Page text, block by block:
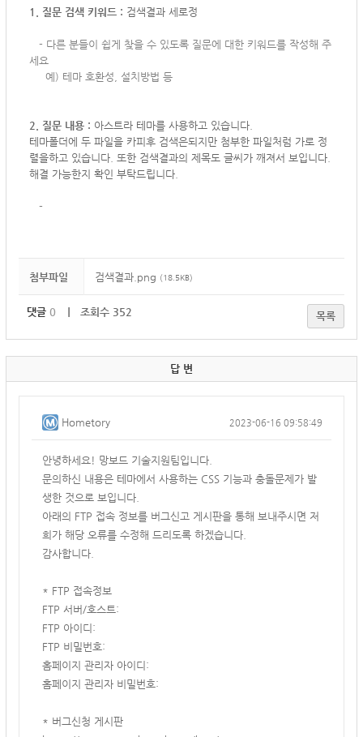
1. 질문 검색 키워드 : 검색결과 세로정
- 다른 분들이 쉽게 찾을 수 있도록 질문에 대한 키워드를 작성해 주
세요
예) 테마 호환성, 설치방법 등
2. 질문 내용 : 아스트라 테마를 사용하고 있습니다.
테마폴더에 두 파일을 카피후 검색은되지만 첨부한 파일처럼 가로 정
렬을하고 있습니다. 또한 검색결과의 제목도 글씨가 깨져서 보입니다.
해결 가능한지 확인 부탁드립니다.
-
첨부파일 검색결과.png (18.5KB)
댓글 0 ｜ 조회수 352 목록
답 변
Hometory 2023-06-16 09:58:49
안녕하세요! 망보드 기술지원팀입니다.
문의하신 내용은 테마에서 사용하는 CSS 기능과 충돌문제가 발
생한 것으로 보입니다.
아래의 FTP 접속 정보를 버그신고 게시판을 통해 보내주시면 저
희가 해당 오류를 수정해 드리도록 하겠습니다.
감사합니다.
* FTP 접속정보
FTP 서버/호스트:
FTP 아이디:
FTP 비밀번호:
홈페이지 관리자 아이디:
홈페이지 관리자 비밀번호:
* 버그신청 게시판